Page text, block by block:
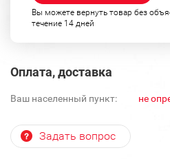
Вы можете вернуть товар без
течение 14 дней
Оплата, доставка
Ваш населенный пункт: не
Задать вопрос